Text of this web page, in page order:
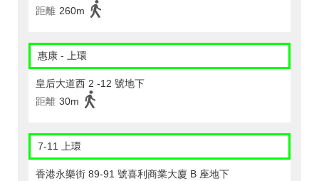
距離 260m
惠康 - 上環
皇后大道西 2 -12 號地下
距離 30m
7-11 上環
香港永樂街 89-91 號喜利商業大廈 B 座地下